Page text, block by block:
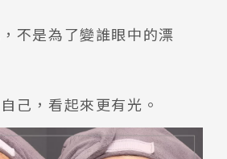
不是為了變誰眼中的漂
己，看起來更有光。